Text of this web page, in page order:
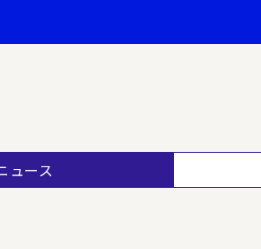
事
【特集
イヤーズ・コンサルティングの特徴
ュース